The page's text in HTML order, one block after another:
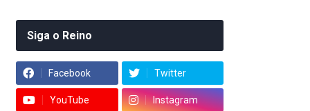
Siga o Reino
Facebook Twitter
YouTube Instagram